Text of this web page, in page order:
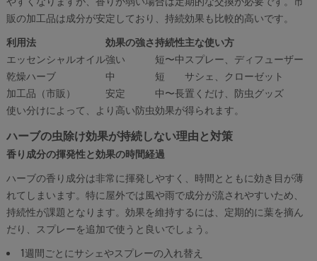
販の加工品は成分が安定しており、持続効果も比較的高いです。
利用法
効果の強さ持続性主な使い方
エッセンシャルオイル強い 短〜中 スプレー、ディフューザー
乾燥ハーブ
中 短
サシェ、クローゼット
加工品（市販）
安定 中〜長置くだけ、防虫グッズ
使い分けによって、より高い防虫効果が得られます。
ハーブの虫除け効果が持続しない理由と対策
香り成分の揮発性と効果の時間経過
ハーブの香り成分は非常に揮発しやすく、時間とともに効き目が薄
れてしまいます。特に屋外では風や雨で成分が流されやすいため、
持続性が課題となります。効果を維持するには、定期的に葉を摘ん
だり、スプレーを追加で使うと良いでしょう。
1週間ごとにサシェやスプレーの入れ替え